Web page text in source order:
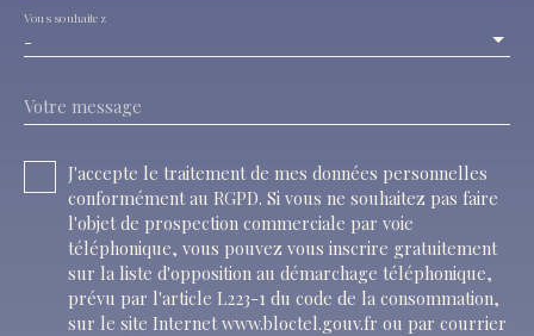
-
Vous souhaitez
Votre message
J'accepte le traitement de mes données personnelles
conformément au RGPD. Si vous ne souhaitez pas faire
l'objet de prospection commerciale par voie
téléphonique, vous pouvez vous inscrire gratuitement
sur la liste d'opposition au démarchage téléphonique,
prévu par l'article L223-1 du code de la consommation,
sur le site Internet www.bloctel.gouv.fr ou par courrier